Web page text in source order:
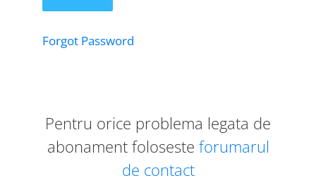
Forgot Password
Pentru orice problema legata de
abonament foloseste forumarul
de contact